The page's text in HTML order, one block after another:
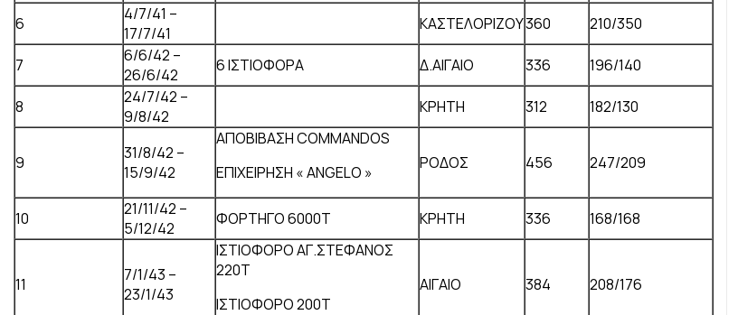
6
4/7/41 –
17/7/41
ΚΑΣΤΕΛΟΡΙΖΟΥ360 210/350
7
6/6/42 –
26/6/42
6 ΙΣΤΙΟΦΟΡΑ Δ.ΑΙΓΑΙΟ 336 196/140
8
24/7/42 –
9/8/42
ΚΡΗΤΗ 312 182/130
9
31/8/42 –
15/9/42
ΑΠΟΒΙΒΑΣΗ COMMANDOS
ΕΠΙΧΕΙΡΗΣΗ « ANGELO »
ΡΟΔΟΣ 456 247/209
10
21/11/42 –
5/12/42
ΦΟΡΤΗΓΟ 6000Τ ΚΡΗΤΗ 336 168/168
11
7/1/43 –
23/1/43
ΙΣΤΙΟΦΟΡΟ ΑΓ.ΣΤΕΦΑΝΟΣ
220Τ
ΙΣΤΙΟΦΟΡΟ 200Τ
ΑΙΓΑΙΟ 384 208/176